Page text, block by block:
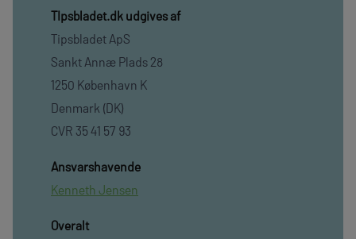
TIpsbladet.dk udgives af
Tipsbladet ApS
Sankt Annæ Plads 28
1250 København K
Denmark (DK)
CVR 35 41 57 93
Ansvarshavende
Kenneth Jensen
Overalt